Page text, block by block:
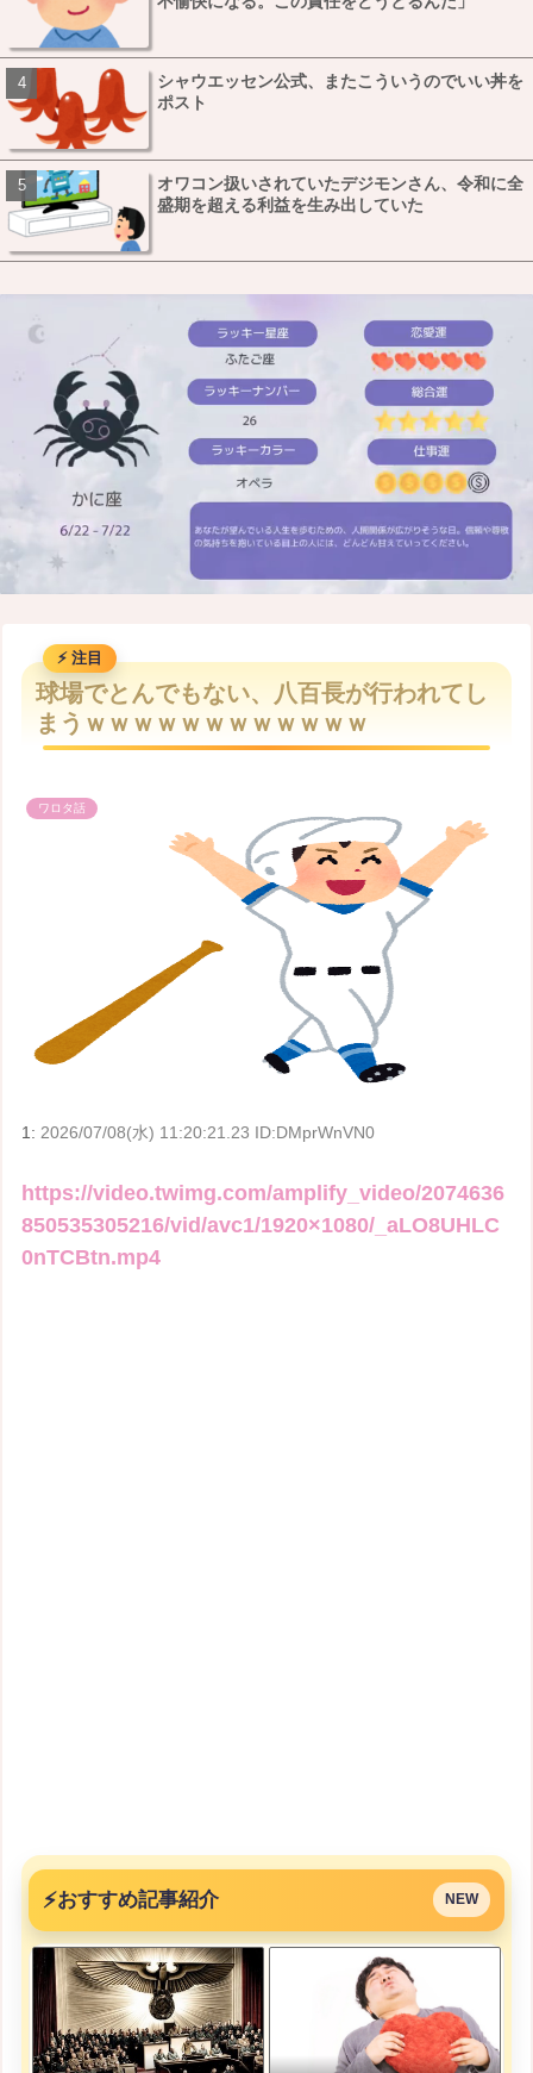
シャウエッセン公式、またこういうのでいい丼を
ポスト
オワコン扱いされていたデジモンさん、令和に全
盛期を超える利益を生み出していた
M
u
球場でとんでもない、八百長が行われてし
まうｗｗｗｗｗｗｗｗｗｗｗｗ
ワロタ話
1: 2026/07/08(水) 11:20:21.23 ID:DMprWnVN0
https://video.twimg.com/amplify_video/2074636
850535305216/vid/avc1/1920×1080/_aLO8UHLC
0nTCBtn.mp4
⚡おすすめ記事紹介 NEW